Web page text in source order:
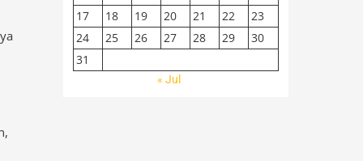
24
25 26 27 28 29
30
31
« Jul